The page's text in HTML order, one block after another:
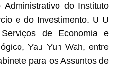
Administrativo do Instituto
e do Investimento, U U
de Economia e
Yau Yun Wah, entre
para os Assuntos de